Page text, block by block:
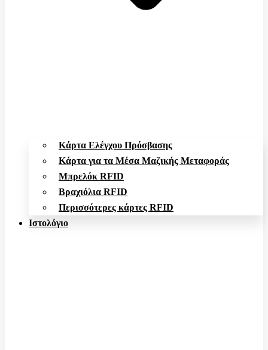
Κάρτα Ελέγχου Πρόσβασης
Κάρτα για τα Μέσα Μαζικής Μεταφοράς
Μπρελόκ RFID
Βραχιόλια RFID
Περισσότερες κάρτες RFID
Ιστολόγιο